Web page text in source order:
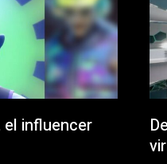
el influencer